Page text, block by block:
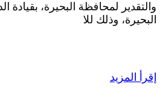
والتقدير لمحافظة البحيرة، بقيادة
البحيرة، وذلك للا
إقرأ المزيد